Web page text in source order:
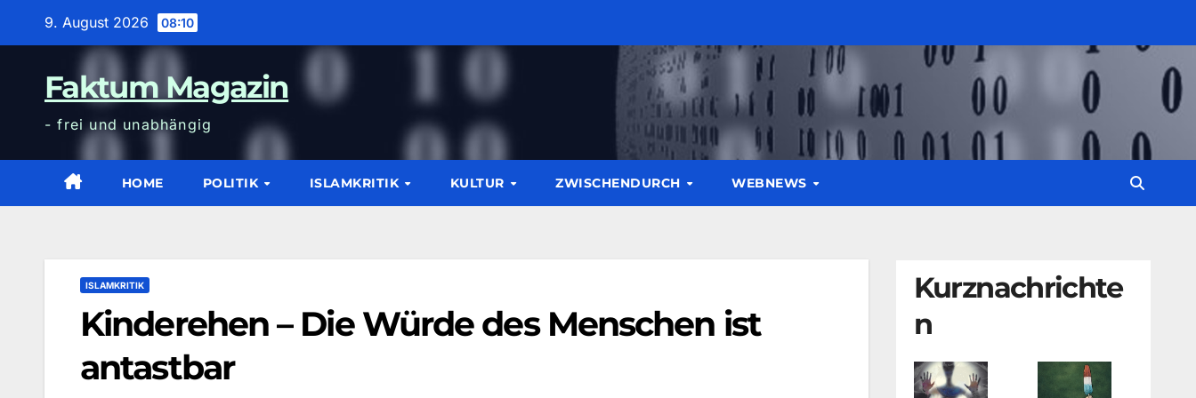
9. August 2026 08:10
Faktum Magazin
- frei und unabhängig
HOME POLITIK ISLAMKRITIK KULTUR ZWISCHENDURCH WEBNEWS
ISLAMKRITIK
Kinderehen – Die Würde des Menschen ist
antastbar
Kurznachrichte
n